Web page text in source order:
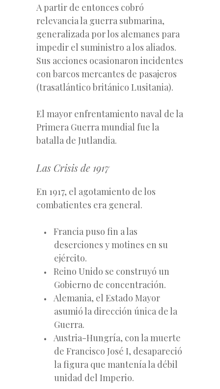
A partir de entonces cobró
relevancia la guerra submarina,
generalizada por los alemanes para
impedir el suministro a los aliados.
Sus acciones ocasionaron incidentes
con barcos mercantes de pasajeros
(trasatlántico británico Lusitania).
El mayor enfrentamiento naval de la
Primera Guerra mundial fue la
batalla de Jutlandia.
Las Crisis de 1917
En 1917, el agotamiento de los
combatientes era general.
Francia puso fin a las
deserciones y motines en su
ejército.
Reino Unido se construyó un
Gobierno de concentración.
Alemania, el Estado Mayor
asumió la dirección única de la
Guerra.
Austria-Hungría, con la muerte
de Francisco José I, desapareció
la figura que mantenía la débil
unidad del Imperio.